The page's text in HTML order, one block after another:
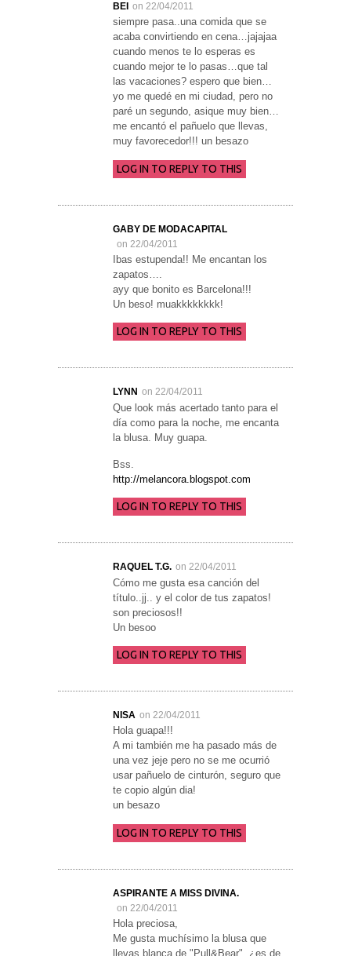
BEI on 22/04/2011
siempre pasa..una comida que se
acaba convirtiendo en cena…jajajaa
cuando menos te lo esperas es
cuando mejor te lo pasas…que tal
las vacaciones? espero que bien…
yo me quedé en mi ciudad, pero no
paré un segundo, asique muy bien…
me encantó el pañuelo que llevas,
muy favorecedor!!! un besazo
LOG IN TO REPLY TO THIS
GABY DE MODACAPITAL
on 22/04/2011
Ibas estupenda!! Me encantan los
zapatos….
ayy que bonito es Barcelona!!!
Un beso! muakkkkkkkk!
LOG IN TO REPLY TO THIS
LYNN on 22/04/2011
Que look más acertado tanto para el
día como para la noche, me encanta
la blusa. Muy guapa.
Bss.
http://melancora.blogspot.com
LOG IN TO REPLY TO THIS
RAQUEL T.G. on 22/04/2011
Cómo me gusta esa canción del
título..jj.. y el color de tus zapatos!
son preciosos!!
Un besoo
LOG IN TO REPLY TO THIS
NISA on 22/04/2011
Hola guapa!!!
A mi también me ha pasado más de
una vez jeje pero no se me ocurrió
usar pañuelo de cinturón, seguro que
te copio algún dia!
un besazo
LOG IN TO REPLY TO THIS
ASPIRANTE A MISS DIVINA.
on 22/04/2011
Hola preciosa,
Me gusta muchísimo la blusa que
llevas blanca de "Pull&Bear", ¿es de